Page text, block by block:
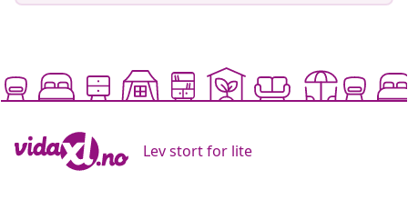
Lev stort for lite